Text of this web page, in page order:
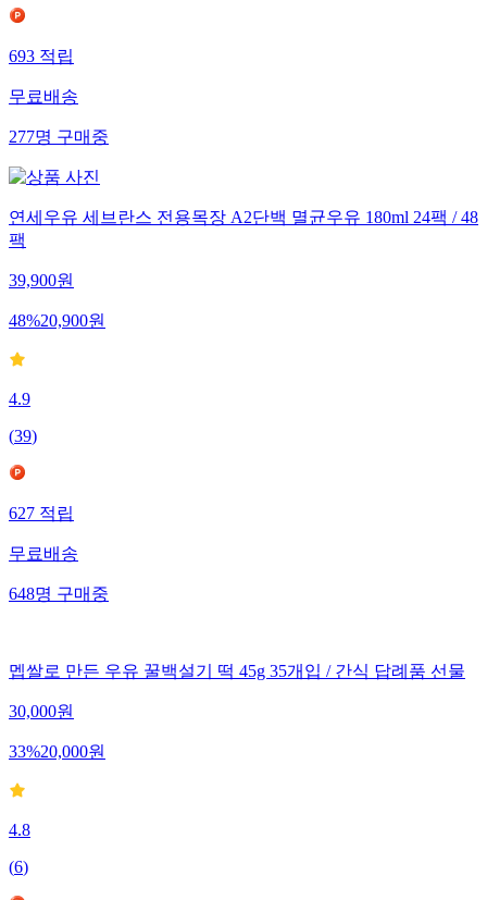
693 적립
무료배송
277명 구매중
연세우유 세브란스 전용목장 A2단백 멸균우유 180ml 24팩 / 48
팩
39,900원
48%20,900원
4.9
(39)
627 적립
무료배송
648명 구매중
멥쌀로 만든 우유 꿀백설기 떡 45g 35개입 / 간식 답례품 선물
30,000원
33%20,000원
4.8
(6)